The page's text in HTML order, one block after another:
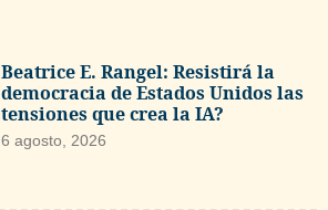
Beatrice E. Rangel: Resistirá la
democracia de Estados Unidos las
tensiones que crea la IA?
6 agosto, 2026